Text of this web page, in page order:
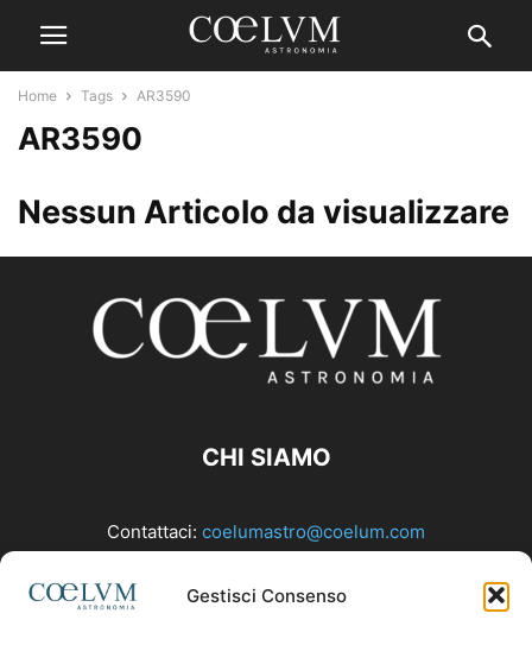
Gestisci Consenso
Home Tags AR3590
AR3590
Nessun Articolo da visualizzare
CHI SIAMO
Contattaci: coelumastro@coelum.com
SEGUICI